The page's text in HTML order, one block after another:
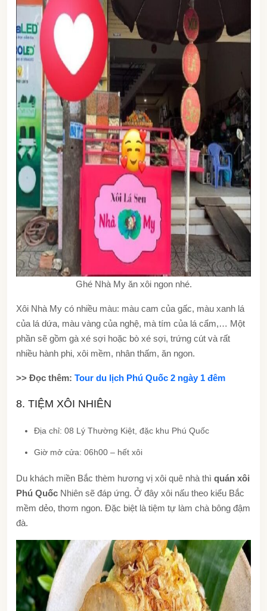
Ghé Nhà My ăn xôi ngon nhé.
Xôi Nhà My có nhiều màu: màu cam của gấc, màu xanh lá
của lá dứa, màu vàng của nghệ, mà tím của lá cẩm,… Một
phần sẽ gồm gà xé sợi hoặc bò xé sợi, trứng cút và rất
nhiều hành phi, xôi mềm, nhân thấm, ăn ngon.
>> Đọc thêm: Tour du lịch Phú Quốc 2 ngày 1 đêm
8. TIỆM XÔI NHIÊN
Địa chỉ: 08 Lý Thường Kiệt, đặc khu Phú Quốc
Giờ mở cửa: 06h00 – hết xôi
Du khách miền Bắc thèm hương vị xôi quê nhà thì quán xôi
Phú Quốc Nhiên sẽ đáp ứng. Ở đây xôi nấu theo kiểu Bắc
mềm dẻo, thơm ngon. Đặc biệt là tiệm tự làm chà bông đậm
đà.